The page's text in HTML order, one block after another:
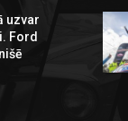
uzvar
Ford